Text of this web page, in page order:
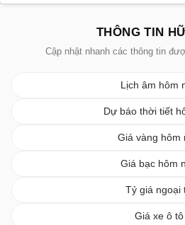
THÔNG TIN
Cập nhật nhanh các thông tin
Lịch âm hôm
Dự báo thời tiết
Giá vàng hôm
Giá bạc hôm
Tỷ giá ngoại
Giá xe ô tô